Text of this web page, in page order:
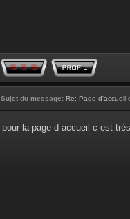
Sujet du message: Re: Page d'accueil
pour la page d accueil c est